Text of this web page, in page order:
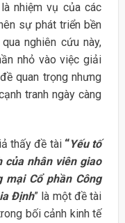
nhiệm vụ của các
sự phát triển bền
nghiên cứu này,
nhỏ vào việc giải
quan trọng nhưng
tranh ngày càng
thấy đề tài “Yếu tố
của nhân viên giao
mại Cổ phần Công
Định” là một đề tài
bối cảnh kinh tế